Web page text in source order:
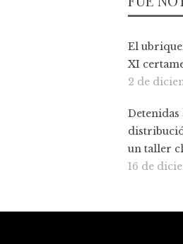
El
XI
2 de
un taller
16 de